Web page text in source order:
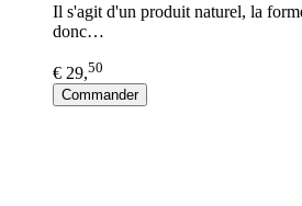
Il s'agit d'un produit naturel, la
donc…
€ 29,50
Commander